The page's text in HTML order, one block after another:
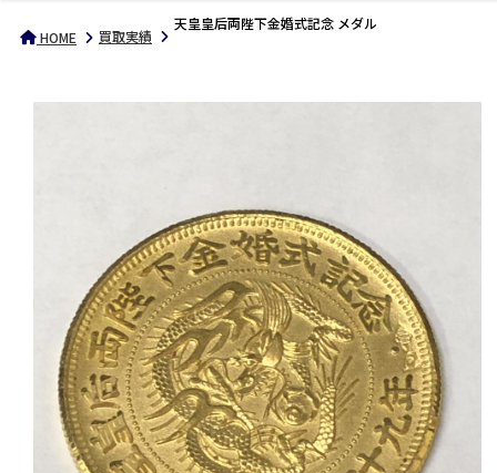
HOME 買取実績
天皇皇后両陛下金婚式記念 メダル